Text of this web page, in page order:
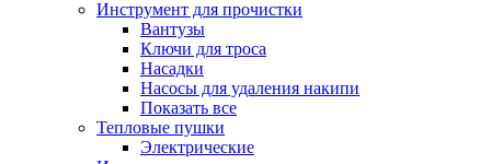
Инструмент для прочистки
Вантузы
Ключи для троса
Насадки
Насосы для удаления накипи
Показать все
Тепловые пушки
Электрические